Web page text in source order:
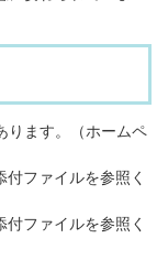
ります。（ホームペ
ファイルを参照く
ファイルを参照く